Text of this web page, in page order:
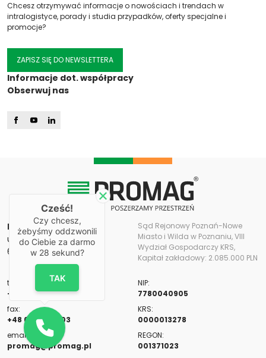
Chcesz otrzymywać informacje o nowościach i trendach w
intralogistyce, porady i studia przypadków, oferty specjalne i
promocje?
ZAPISZ SIĘ DO NEWSLETTERA
Informacje dot. współpracy
Obserwuj nas
PROMAG S.A.
ul. Romana Maya 11
61-371 Poznań
Sąd Rejonowy Poznań-Nowe
Miasto i Wilda w Poznaniu, VIII
Wydział Gospodarczy KRS,
Kapitał zakładowy: 2.085.000 PLN
tel:
+48 61 655 82 00
fax:
+48 61 655 82 03
email:
promag@promag.pl
NIP:
7780040905
KRS:
0000013278
REGON:
001371023
Cześć!
Czy chcesz,
żebyśmy oddzwonili
do Ciebie za darmo
w 28 sekund?
TAK